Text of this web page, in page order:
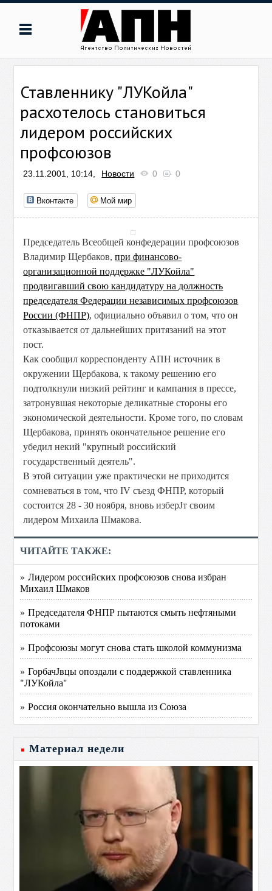
Ставленнику "ЛУКойла"
расхотелось становиться
лидером российских
профсоюзов
23.11.2001, 10:14, Новости 0 0
Вконтакте Мой мир
Председатель Всеобщей конфедерации профсоюзов
Владимир Щербаков,при финансово-
организационной поддержке "ЛУКойла"
продвигавший свою кандидатуру на должность
председателя Федерации независимых профсоюзов
России (ФНПР), официально объявил о том, что он
отказывается от дальнейших притязаний на этот
пост.
Как сообщил корреспонденту АПН источник в
окружении Щербакова, к такому решению его
подтолкнули низкий рейтинг и кампания в прессе,
затронувшая некоторые деликатные стороны его
экономической деятельности. Кроме того, по словам
Щербакова, принять окончательное решение его
убедил некий "крупный российский
государственный деятель".
В этой ситуации уже практически не приходится
сомневаться в том, что IV съезд ФНПР, который
состоится 28 - 30 ноября, вновь изберЈт своим
лидером Михаила Шмакова.
ЧИТАЙТЕ ТАКЖЕ:
» Лидером российских профсоюзов снова избран
Михаил Шмаков
» Председателя ФНПР пытаются смыть нефтяными
потоками
» Профсоюзы могут снова стать школой коммунизма
» ГорбачЈвцы опоздали с поддержкой ставленника
"ЛУКойла"
» Россия окончательно вышла из Союза
Материал недели